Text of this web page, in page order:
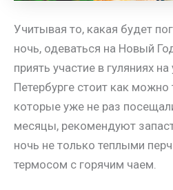
Учитывая то, какая будет
ночь, одеваться на Новый
приять участие в гуляниях
Петербурге стоит как можно
которые уже не раз
месяцы, рекомендуют
ночь не только теплыми
термосом с горячим чаем.